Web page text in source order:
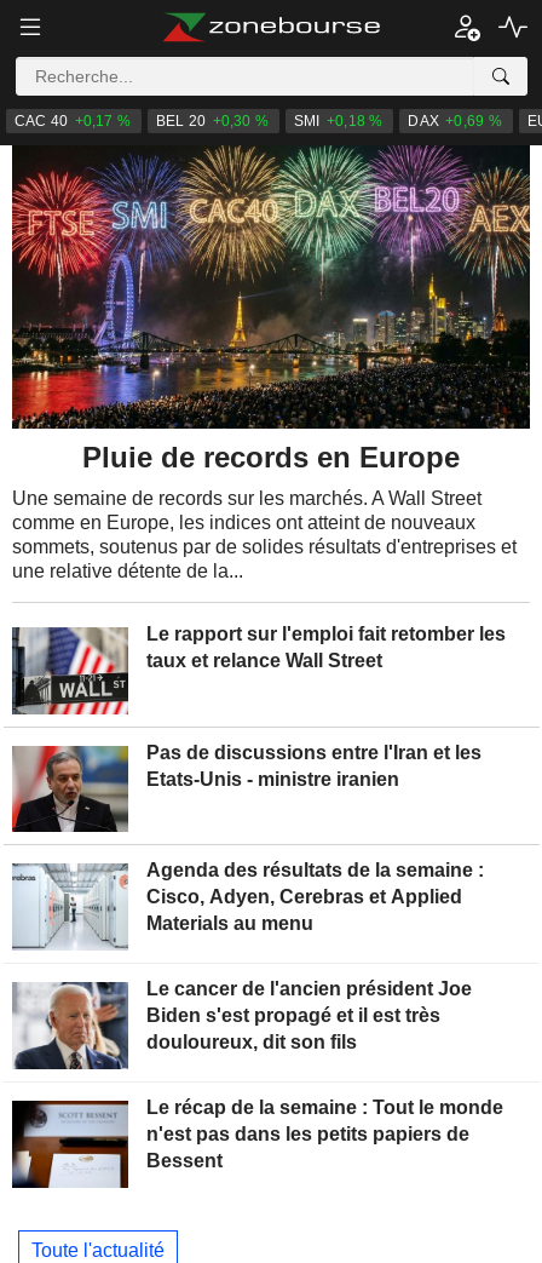
CAC 40 +0,17 % BEL 20 +0,30 % SMI +0,18 % DAX +0,69 %
Le rapport sur l'emploi fait retomber les
taux et relance Wall Street
Pas de discussions entre l'Iran et les
Etats-Unis - ministre iranien
Pluie de records en Europe
Une semaine de records sur les marchés. A Wall Street
comme en Europe, les indices ont atteint de nouveaux
sommets, soutenus par de solides résultats d'entreprises et
une relative détente de la...
Agenda des résultats de la semaine :
Cisco, Adyen, Cerebras et Applied
Materials au menu
Le cancer de l'ancien président Joe
Biden s'est propagé et il est très
douloureux, dit son fils
Le récap de la semaine : Tout le monde
n'est pas dans les petits papiers de
Bessent
Toute l'actualité